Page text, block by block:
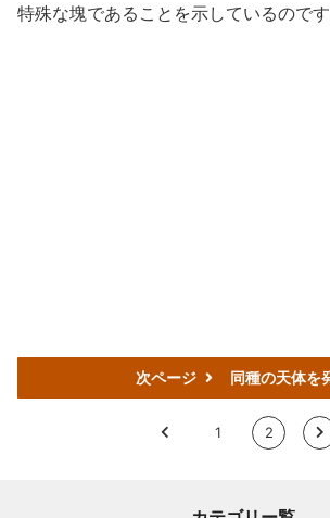
特殊な塊であることを示しているのです
次ページ 同種の天体を
< 1 2 >